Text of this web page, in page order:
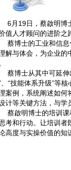
19日，蔡啟明博士
值人才顾问的进阶之
博士的工业和信息化
解与体会，为企业的
博士从其中可延伸出
、“技能体系升级”等
案例，系统阐述如何
计等关键方法，与学
啟明博士的培训课程
考和行动。让培训
高度与实操价值的知